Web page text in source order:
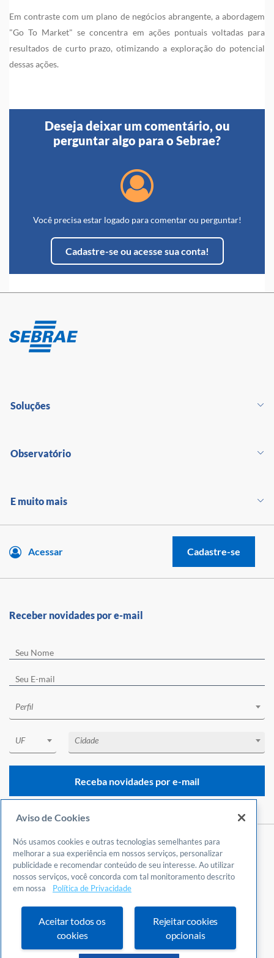
Em contraste com um plano de negócios abrangente, a abordagem
"Go To Market" se concentra em ações pontuais voltadas para
resultados de curto prazo, otimizando a exploração do potencial
dessas ações.
Deseja deixar um comentário, ou
perguntar algo para o Sebrae?
Você precisa estar logado para comentar ou perguntar!
Cadastre-se ou acesse sua conta!
Soluções
Observatório
E muito mais
Acessar Cadastre-se
Central de Atendimento
0800 570 0800
24 horas por dia
Fale Conosco
Ouvidoria
Definições de cookies
Receber novidades por e-mail
Perfil
UF Cidade
Receba novidades por e-mail
Aviso de Cookies
Nós usamos cookies e outras tecnologias semelhantes para
melhorar a sua experiência em nossos serviços, personalizar
publicidade e recomendar conteúdo de seu interesse. Ao utilizar
nossos serviços, você concorda com tal monitoramento descrito
em nossa
Política de Privacidade
Aceitar todos os
cookies
Rejeitar cookies
opcionais